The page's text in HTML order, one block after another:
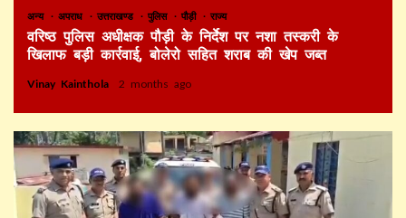
अन्य अपराध उत्तराखण्ड पुलिस पौड़ी राज्य
वरिष्ठ पुलिस अधीक्षक पौड़ी के निर्देश पर नशा तस्करी के
खिलाफ बड़ी कार्रवाई, बोलेरो सहित शराब की खेप जब्त
Vinay Kainthola 2 months ago